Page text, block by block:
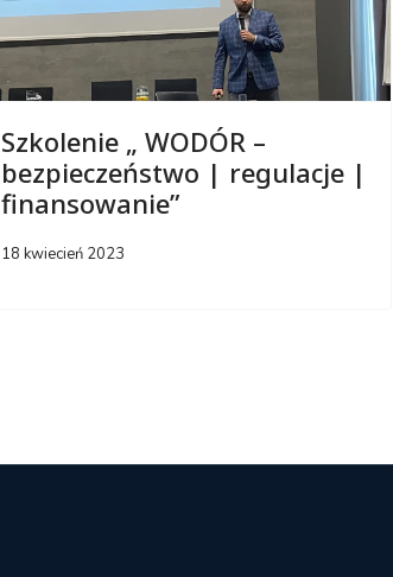
Szkolenie „ WODÓR –
bezpieczeństwo | regulacje |
finansowanie”
18 kwiecień 2023